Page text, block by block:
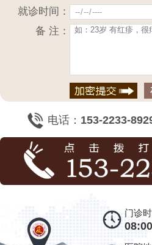
就诊时间：
备 注：
电话： 153-2233-
门诊